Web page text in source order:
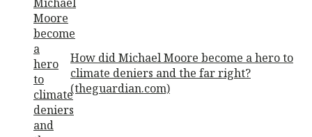
How did Michael Moore become a hero to
climate deniers and the far right?
(theguardian.com)